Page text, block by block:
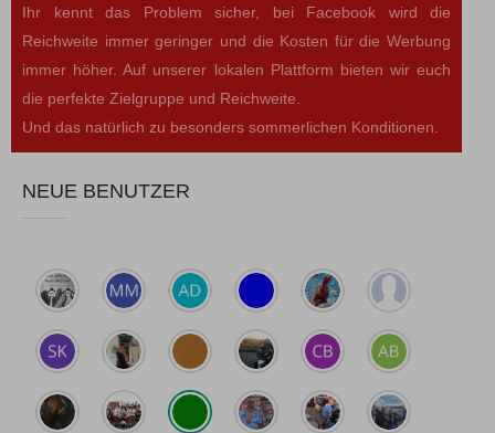
Ihr kennt das Problem sicher, bei Facebook wird die
Reichweite immer geringer und die Kosten für die Werbung
immer höher. Auf unserer lokalen Plattform bieten wir euch
die perfekte Zielgruppe und Reichweite.
Und das natürlich zu besonders sommerlichen Konditionen.
NEUE BENUTZER